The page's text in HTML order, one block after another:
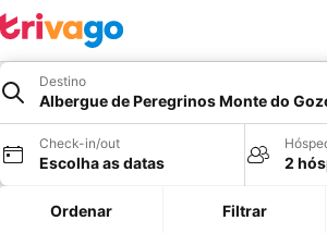
Destino
Albergue de Peregrinos Monte do
Check-in/out
Escolha as datas 2
Ordenar Filtrar